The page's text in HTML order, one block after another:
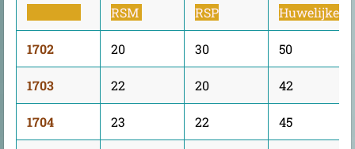
RSM RSP Huwelijken
1702 20 30 50
1703 22 20 42
1704 23 22 45